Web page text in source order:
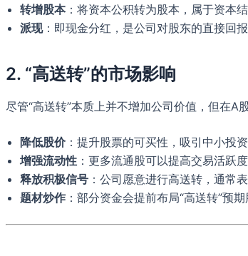
转增股本：将资本公积转为股本，属于资本结
派现：即现金分红，是公司对股东的直接回报
2. “高送转”的市场影响
尽管“高送转”本质上并不增加公司价值，但在A
降低股价：提升股票的可买性，吸引中小投资
增强流动性 ：更多流通股可以提高交易活跃度
释放积极信号 ：公司愿意进行高送转，通常
题材炒作 ：部分资金会提前布局“高送转”预